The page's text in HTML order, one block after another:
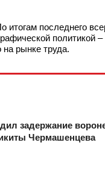
последнего
политикой
на рынке труда.
задержание
Чермашенцева